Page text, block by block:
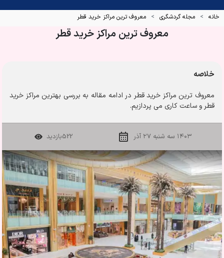
خانه مجله گردشگری معروف ترین مراکز خرید قطر
معروف ترین مراکز خرید قطر
خلاصه
معروف ترین مراکز خرید قطر در ادامه مقاله به بررسی بهترین مراکز خرید
قطر و ساعت کاری می پردازیم.
۱۴۰۳ سه شنبه ۲۷ آذر 522بازدید